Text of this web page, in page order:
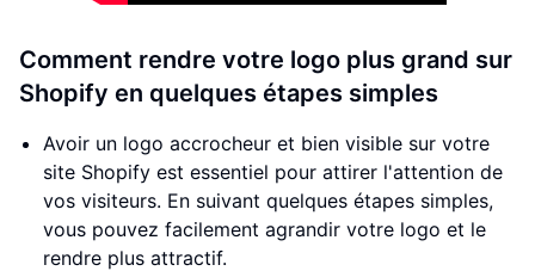
Comment rendre votre logo plus grand sur
Shopify en quelques étapes simples
Avoir un logo accrocheur et bien visible sur votre
site Shopify est essentiel pour attirer l'attention de
vos visiteurs. En suivant quelques étapes simples,
vous pouvez facilement agrandir votre logo et le
rendre plus attractif.